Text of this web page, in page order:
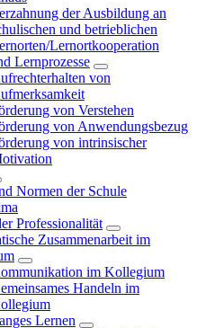
der Ausbildung an
und betrieblichen
Lernortkooperation
Lernprozesse
von
von Verstehen
von Anwendungsbezug
von intrinsischer
Normen der Schule
Professionalität
Zusammenarbeit im
im Kollegium
Handeln im
Lernen